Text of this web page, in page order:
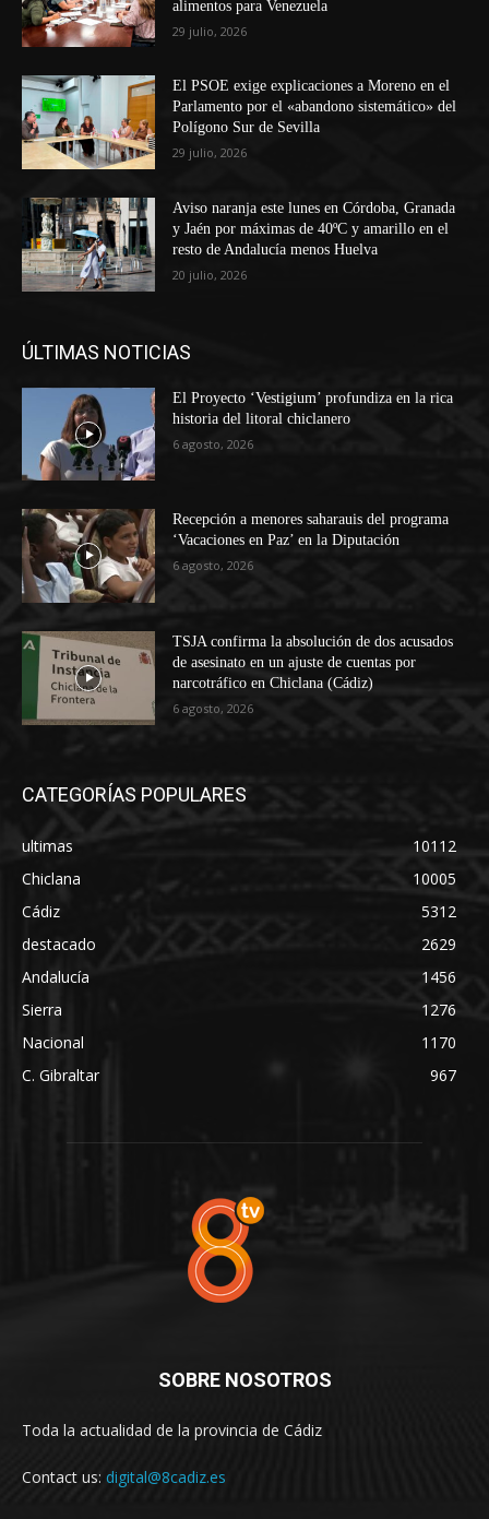
alimentos para Venezuela
29 julio, 2026
El PSOE exige explicaciones a Moreno en el
Parlamento por el «abandono sistemático» del
Polígono Sur de Sevilla
29 julio, 2026
Aviso naranja este lunes en Córdoba, Granada
y Jaén por máximas de 40ºC y amarillo en el
resto de Andalucía menos Huelva
20 julio, 2026
ÚLTIMAS NOTICIAS
El Proyecto ‘Vestigium’ profundiza en la rica
historia del litoral chiclanero
6 agosto, 2026
Recepción a menores saharauis del programa
‘Vacaciones en Paz’ en la Diputación
6 agosto, 2026
TSJA confirma la absolución de dos acusados
de asesinato en un ajuste de cuentas por
narcotráfico en Chiclana (Cádiz)
6 agosto, 2026
CATEGORÍAS POPULARES
ultimas
10112
Chiclana
10005
Cádiz
5312
destacado
2629
Andalucía
1456
Sierra
1276
Nacional
1170
C. Gibraltar
967
SOBRE NOSOTROS
Toda la actualidad de la provincia de Cádiz
Contact us: digital@8cadiz.es